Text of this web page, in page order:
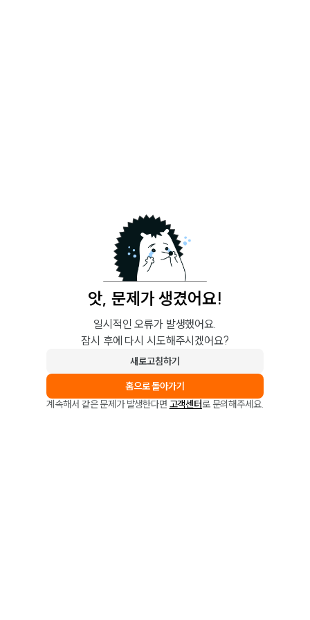
앗, 문제가 생겼어요!
일시적인 오류가 발생했어요.
잠시 후에 다시 시도해주시겠어요?
새로고침하기
홈으로 돌아가기
계속해서 같은 문제가 발생한다면 고객센터로 문의해주세요.